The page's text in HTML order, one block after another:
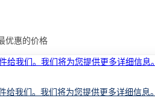
优惠的价格
给我们。我们将为您提供更多详细信息。